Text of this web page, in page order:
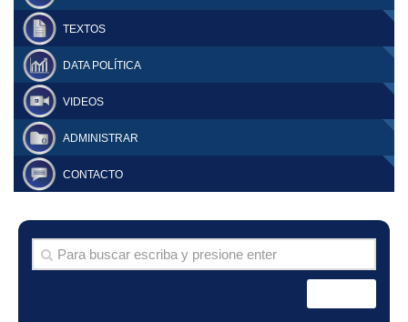
TEXTOS
DATA POLÍTICA
VIDEOS
ADMINISTRAR
CONTACTO